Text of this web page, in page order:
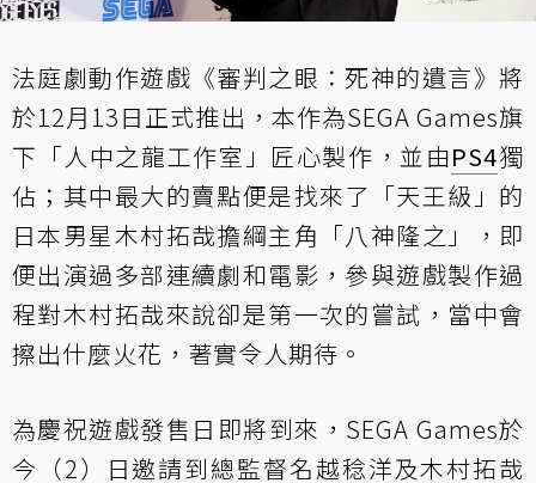
法庭劇動作遊戲《審判之眼：死神的遺言》將
於12月13日正式推出，本作為SEGA Games旗
下「人中之龍工作室」匠心製作，並由PS4獨
佔；其中最大的賣點便是找來了「天王級」的
日本男星木村拓哉擔綱主角「八神隆之」，即
便出演過多部連續劇和電影，參與遊戲製作過
程對木村拓哉來說卻是第一次的嘗試，當中會
擦出什麼火花，著實令人期待。
為慶祝遊戲發售日即將到來，SEGA Games於
今（2）日邀請到總監督名越稔洋及木村拓哉